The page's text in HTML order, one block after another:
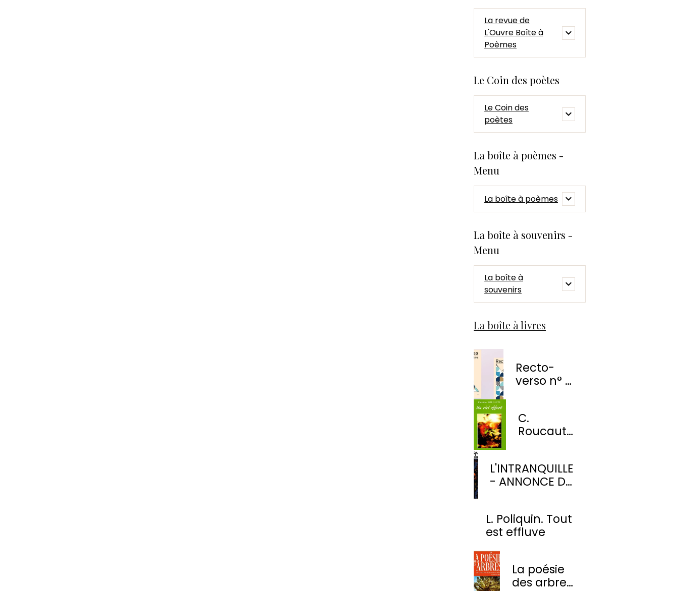
La revue de
L'Ouvre Boîte à
Poèmes
Le Coin des poètes
Le Coin des
poètes
La boîte à poèmes -
Menu
La boîte à poèmes
La boîte à souvenirs -
Menu
La boîte à
souvenirs
La boîte à livres
Recto-
verso n° 1
Éditions
C.
Roucaute
L'INTRANQUILLE
- ANNONCE DE
L. Poliquin. Tout
est effluve
La poésie
des arbres